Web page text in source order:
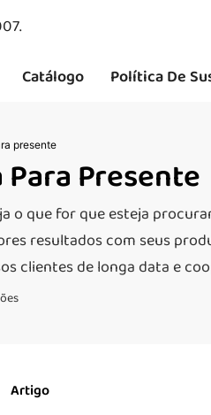
Catálogo Política De
presente
Presente
o que for que esteja
resultados com seus
clientes de longa data e
Artigo